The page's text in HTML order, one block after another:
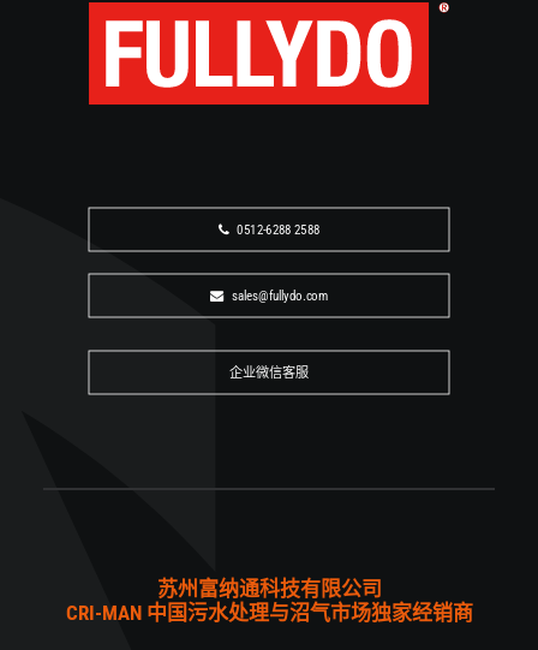
协助确认适用型号与后续商务信息。
企业微信咨询
0512-6288 2588
sales@fullydo.com
企业微信客服
苏州富纳通科技有限公司
CRI-MAN 中国污水处理与沼气市场独家经销商